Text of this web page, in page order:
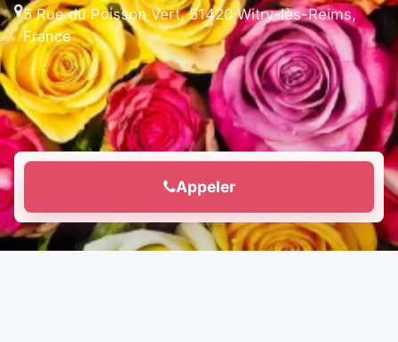
5 Rue du Poisson Vert, 51420 Witry-lès-Reims,
France
Appeler